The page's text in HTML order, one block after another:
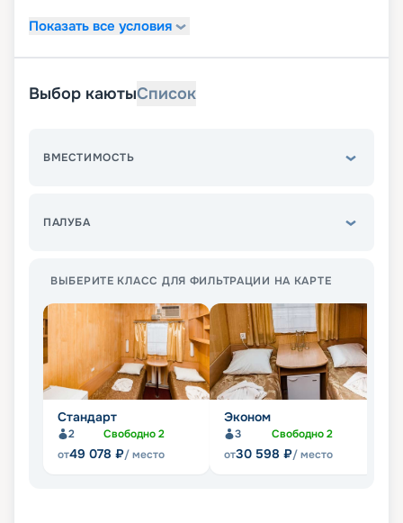
Показать все условия
Выбор каютыСписок
ВМЕСТИМОСТЬ
ПАЛУБА
ВЫБЕРИТЕ КЛАСС ДЛЯ ФИЛЬТРАЦИИ НА КАРТЕ
Стандарт
2 Свободно2
от49 078 ₽/ место
Эконом
3 Свободно2
от30 598 ₽/ место